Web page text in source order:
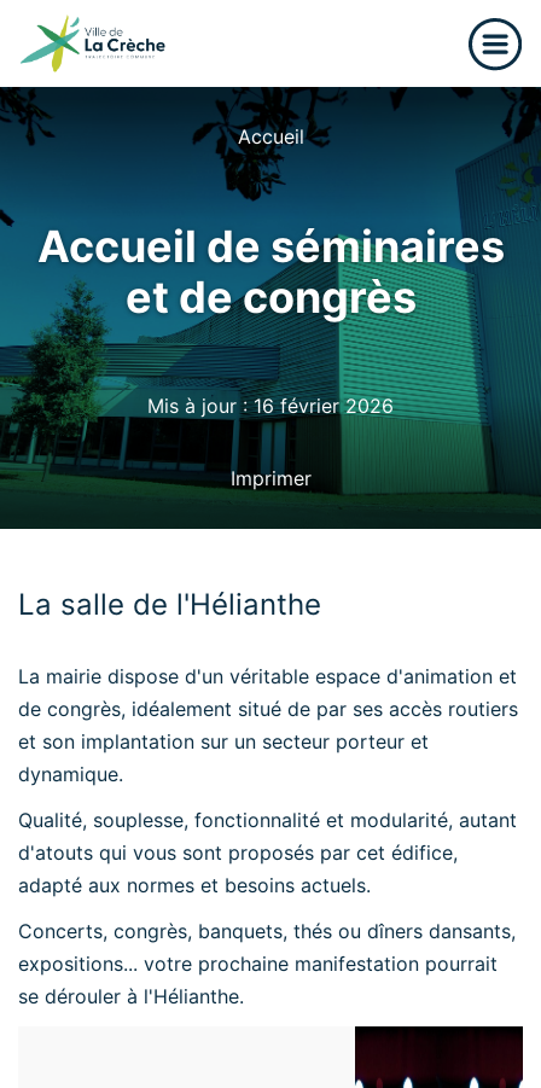
Accueil
Accueil de séminaires
et de congrès
Mis à jour : 16 février 2026
Imprimer
La salle de l'Hélianthe
La mairie dispose d'un véritable espace d'animation et
de congrès, idéalement situé de par ses accès routiers
et son implantation sur un secteur porteur et
dynamique.
Qualité, souplesse, fonctionnalité et modularité, autant
d'atouts qui vous sont proposés par cet édifice,
adapté aux normes et besoins actuels.
Concerts, congrès, banquets, thés ou dîners dansants,
expositions... votre prochaine manifestation pourrait
se dérouler à l'Hélianthe.
≡